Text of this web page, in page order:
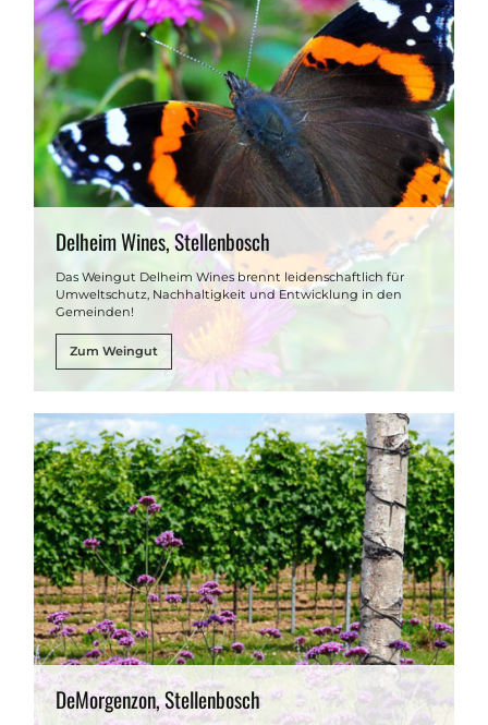
Delheim Wines, Stellenbosch
Das Weingut Delheim Wines brennt leidenschaftlich für
Umweltschutz, Nachhaltigkeit und Entwicklung in den
Gemeinden!
Zum Weingut
DeMorgenzon, Stellenbosch